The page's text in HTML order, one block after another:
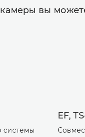
вы
системы
EF,